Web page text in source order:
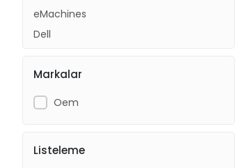
eMachines
Dell
Haier
Probook
Toshiba
Markalar
Oem
Listeleme